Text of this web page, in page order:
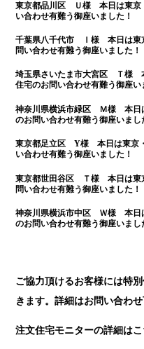
東京都品川区 Ｕ様 本日は東京
い合わせ有難う御座いました！
千葉県八千代市 Ｉ様 本日は東
問い合わせ有難う御座いました！
埼玉県さいたま市大宮区 Ｔ様
住宅のお問い合わせ有難う御座い
神奈川県横浜市緑区 Ｍ様 本日
のお問い合わせ有難う御座いまし
東京都足立区 Y様 本日は東京
い合わせ有難う御座いました！
東京都世田谷区 Ｔ様 本日は東
問い合わせ有難う御座いました！
神奈川県横浜市中区 Ｗ様 本日
のお問い合わせ有難う御座いまし
ご協力頂けるお客様には特
きます。詳細はお問い合わせ
注文住宅モニターの詳細はこ